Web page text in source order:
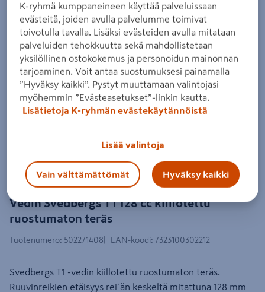
Vedin Svedbergs T1 128 cc kiillotettu
ruostumaton teräs
SVEDBERGS
Tuotenumero: 502271408 EAN-koodi: 7323100302212
Svedbergs T1 -vedin kiillotettu ruostumaton teräs.
Ruuvinreikien etäisyys rei´än keskeltä mitattuna 128 mm
K-ryhmä kumppaneineen käyttää palveluissaan
evästeitä, joiden avulla palvelumme toimivat
toivotulla tavalla. Lisäksi evästeiden avulla mitataan
palveluiden tehokkuutta sekä mahdollistetaan
yksilöllinen ostokokemus ja personoidun mainonnan
tarjoaminen. Voit antaa suostumuksesi painamalla
”Hyväksy kaikki”. Pystyt muuttamaan valintojasi
myöhemmin ”Evästeasetukset”-linkin kautta.
Lisätietoja K-ryhmän evästekäytännöistä
Lisää valintoja
Vain välttämättömät Hyväksy kaikki